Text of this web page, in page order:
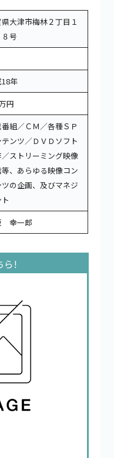
大津市梅林２丁目１
号
年
円
組／ＣＭ／各種ＳＰ
テンツ／ＤＶＤソフト
／ストリーミング映像
、あらゆる映像コン
ツの企画、及びマネジ
幸一郎